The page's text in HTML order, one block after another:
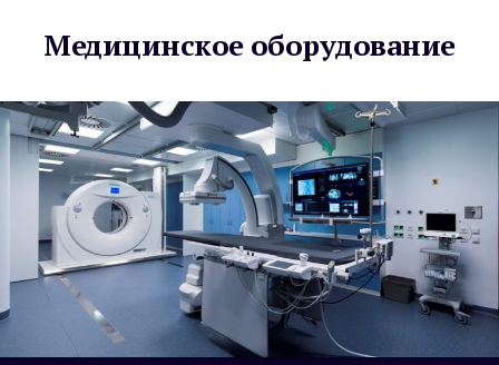
Медицинское оборудование